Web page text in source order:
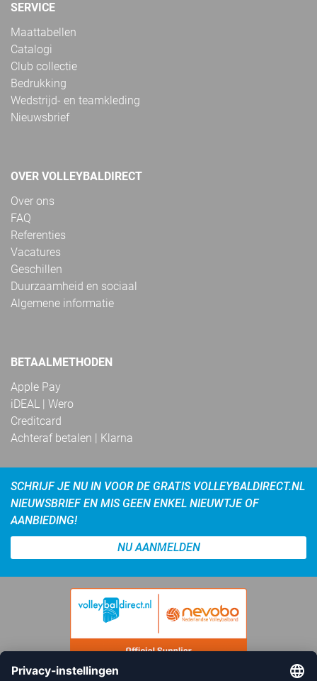
SERVICE
Maattabellen
Catalogi
Club collectie
Bedrukking
Wedstrijd- en teamkleding
Nieuwsbrief
OVER VOLLEYBALDIRECT
Over ons
FAQ
Referenties
Vacatures
Geschillen
Duurzaamheid en sociaal
Algemene informatie
BETAALMETHODEN
Apple Pay
iDEAL | Wero
Creditcard
Achteraf betalen | Klarna
SCHRIJF JE NU IN VOOR DE GRATIS VOLLEYBALDIRECT.NL
NIEUWSBRIEF EN MIS GEEN ENKEL NIEUWTJE OF
AANBIEDING!
NU AANMELDEN